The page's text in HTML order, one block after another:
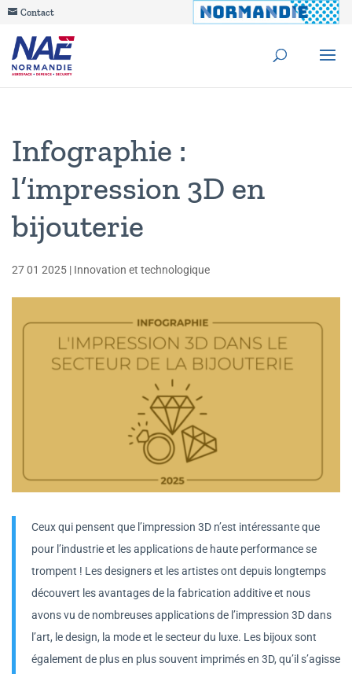
Contact
Infographie :
l’impression 3D en
bijouterie
27 01 2025 | Innovation et technologique
Ceux qui pensent que l’impression 3D n’est intéressante que
pour l’industrie et les applications de haute performance se
trompent ! Les designers et les artistes ont depuis longtemps
découvert les avantages de la fabrication additive et nous
avons vu de nombreuses applications de l’impression 3D dans
l’art, le design, la mode et le secteur du luxe. Les bijoux sont
également de plus en plus souvent imprimés en 3D, qu’il s’agisse